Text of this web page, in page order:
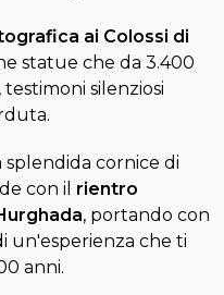
ai Colossi di
statue che da 3.400
silenziosi
cornice di
con il rientro
, portando con
un'esperienza che ti
anni.